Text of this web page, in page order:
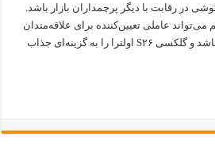
در رقابت با دیگر پرچمداران بازار باشد.
می‌تواند عاملی تعیین‌کننده برای علاقه‌مندان
به عکاسی حرفه‌ای با گوشی باشد و گلکسی S۲۶ اولترا را به گزینه‌ای جذاب